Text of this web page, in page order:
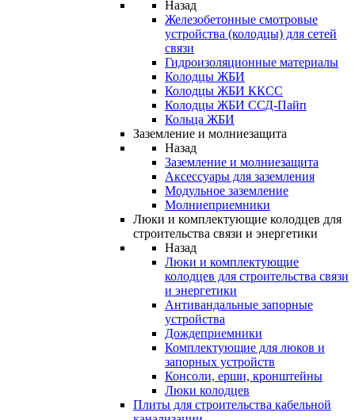
Назад
Железобетонные смотровые
устройства (колодцы) для сетей
связи
Гидроизоляционные материалы
Колодцы ЖБИ
Колодцы ЖБИ ККСС
Колодцы ЖБИ ССД-Пайп
Кольца ЖБИ
Заземление и молниезащита
Назад
Заземление и молниезащита
Аксессуары для заземления
Модульное заземление
Молниеприемники
Люки и комплектующие колодцев для
строительства связи и энергетики
Назад
Люки и комплектующие
колодцев для строительства связи
и энергетики
Антивандальные запорные
устройства
Дождеприемники
Комплектующие для люков и
запорных устройств
Консоли, ерши, кронштейны
Люки колодцев
Плиты для строительства кабельной